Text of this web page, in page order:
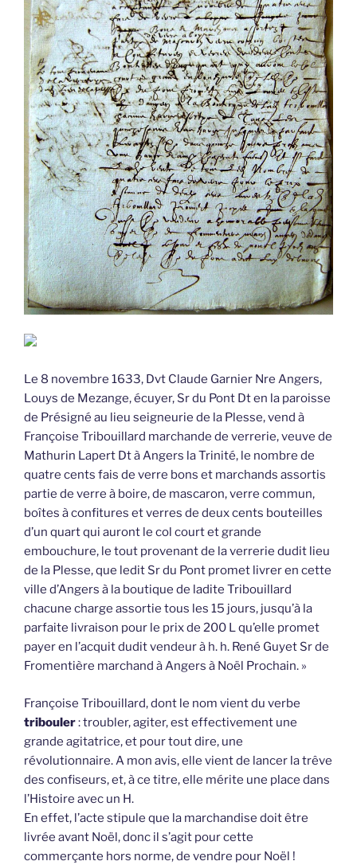
Le 8 novembre 1633, Dvt Claude Garnier Nre Angers,
Louys de Mezange, écuyer, Sr du Pont Dt en la paroisse
de Présigné au lieu seigneurie de la Plesse, vend à
Françoise Tribouillard marchande de verrerie, veuve de
Mathurin Lapert Dt à Angers la Trinité, le nombre de
quatre cents fais de verre bons et marchands assortis
partie de verre à boire, de mascaron, verre commun,
boîtes à confitures et verres de deux cents bouteilles
d’un quart qui auront le col court et grande
embouchure, le tout provenant de la verrerie dudit lieu
de la Plesse, que ledit Sr du Pont promet livrer en cette
ville d’Angers à la boutique de ladite Tribouillard
chacune charge assortie tous les 15 jours, jusqu’à la
parfaite livraison pour le prix de 200 L qu’elle promet
payer en l’acquit dudit vendeur à h. h. René Guyet Sr de
Fromentière marchand à Angers à Noël Prochain. »
Françoise Tribouillard, dont le nom vient du verbe
tribouler: troubler, agiter, est effectivement une
grande agitatrice, et pour tout dire, une
révolutionnaire. A mon avis, elle vient de lancer la trêve
des confiseurs, et, à ce titre, elle mérite une place dans
l’Histoire avec un H.
En effet, l’acte stipule que la marchandise doit être
livrée avant Noël, donc il s’agit pour cette
commerçante hors norme, de vendre pour Noël !